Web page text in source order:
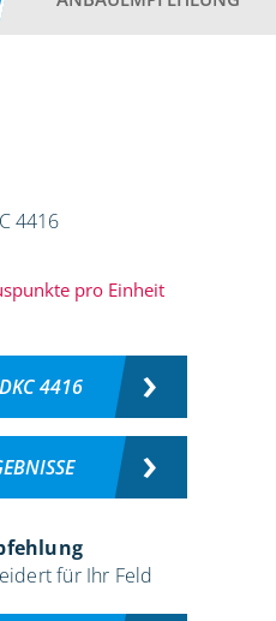
pro Einheit
4416
für Ihr Feld